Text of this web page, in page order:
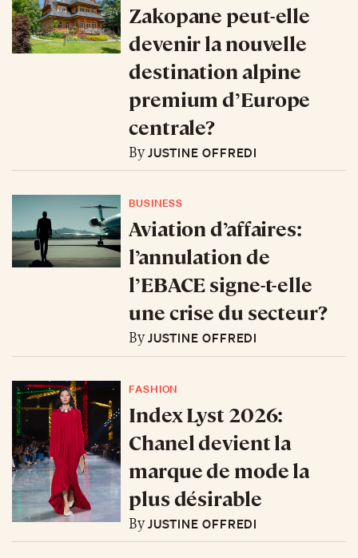
Zakopane peut-elle
devenir la nouvelle
destination alpine
premium d’Europe
centrale?
ByJUSTINE OFFREDI
BUSINESS
Aviation d’affaires:
l’annulation de
l’EBACE signe-t-elle
une crise du secteur?
ByJUSTINE OFFREDI
FASHION
Index Lyst 2026:
Chanel devient la
marque de mode la
plus désirable
ByJUSTINE OFFREDI